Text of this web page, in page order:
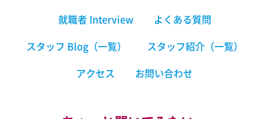
就職者 Interview
よくある質問
スタッフ Blog（一覧）
スタッフ紹介（一覧）
アクセス
お問い合わせ